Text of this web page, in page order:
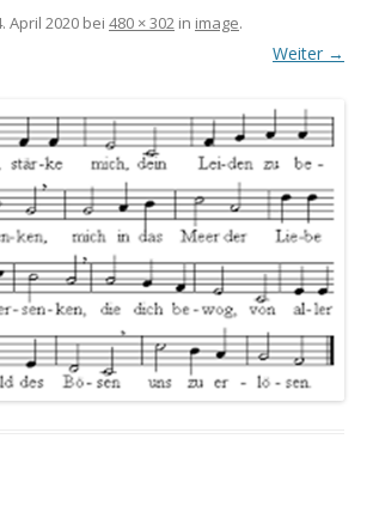
April 2020 bei 480 × 302 in image.
Weiter →